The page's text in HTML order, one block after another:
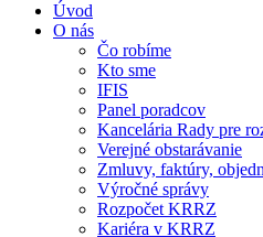
Úvod
O nás
Čo robíme
Kto sme
IFIS
Panel poradcov
Kancelária Rady pre
Verejné obstarávanie
Zmluvy, faktúry,
Výročné správy
Rozpočet KRRZ
Kariéra v KRRZ